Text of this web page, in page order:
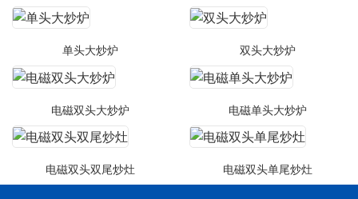
单头大炒炉 双头大炒炉
电磁双头大炒炉 电磁单头大炒炉
电磁双头双尾炒灶 电磁双头单尾炒灶